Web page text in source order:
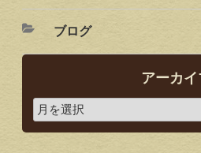
ブログ
アーカイ